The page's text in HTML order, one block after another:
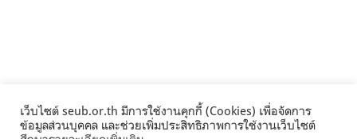
เว็บไซต์ seub.or.th มีการใช้งานคุกกี้ (Cookies) เพื่อจัดการ
ข้อมูลส่วนบุคคล และช่วยเพิ่มประสิทธิภาพการใช้งานเว็บไซต์